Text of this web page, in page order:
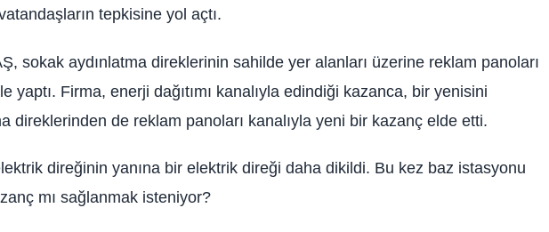
tepkisine yol açtı.
sokak aydınlatma direklerinin sahilde yer alanları üzerine reklam panoları
yaptı. Firma, enerji dağıtımı kanalıyla edindiği kazanca, bir yenisini
direklerinden de reklam panoları kanalıyla yeni bir kazanç elde etti.
direğinin yanına bir elektrik direği daha dikildi. Bu kez baz istasyonu
mı sağlanmak isteniyor?